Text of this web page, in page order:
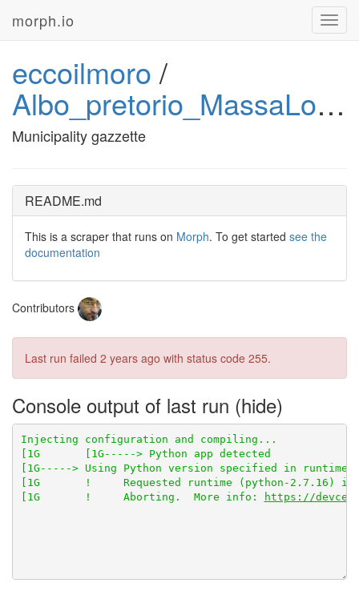
morph.io
eccoilmoro /
Albo_pretorio_MassaLombarda
Municipality gazzette
README.md
This is a scraper that runs on Morph. To get started see the
documentation
Contributors
Last run failed 2 years ago with status code 255.
Console output of last run
[1G       !     Requested runtime (python-2.7.16)
[1G       !     Aborting.  More info:
https://